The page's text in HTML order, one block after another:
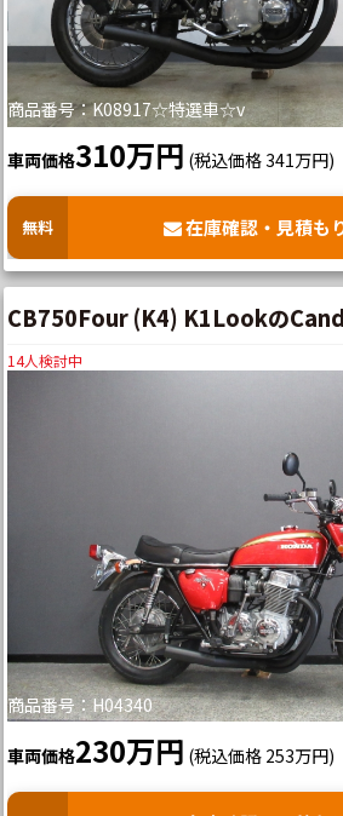
商品番号：K08917☆特選車☆v
車両価格310万円 (税込価格 341万円)
無料 在庫確認・見積も
CB750Four (K4) K1Lookの
14人検討中
商品番号：H04340
車両価格230万円 (税込価格 253万円)